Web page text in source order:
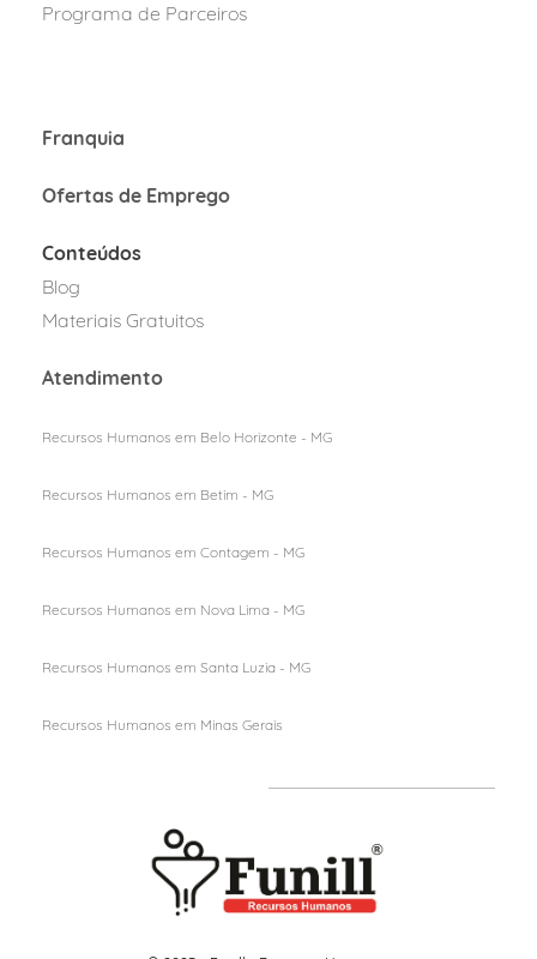
Programa de Parceiros
Franquia
Ofertas de Emprego
Conteúdos
Blog
Materiais Gratuitos
Atendimento
Recursos Humanos em Belo Horizonte - MG
Recursos Humanos em Betim - MG
Recursos Humanos em Contagem - MG
Recursos Humanos em Nova Lima - MG
Recursos Humanos em Santa Luzia - MG
Recursos Humanos em Minas Gerais